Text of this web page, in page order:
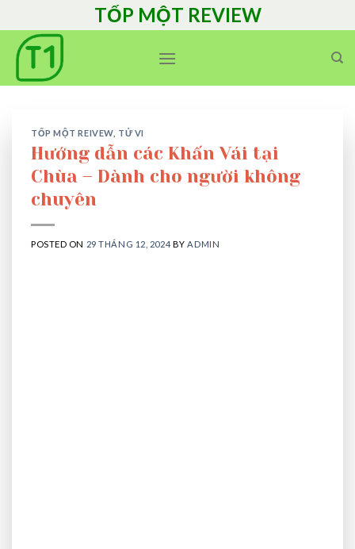
to
content
TỐP MỘT REVIEW
TỐP MỘT REIVEW, TỬ VI
Hướng dẫn các Khấn Vái tại
Chùa – Dành cho người không
chuyên
POSTED ON 29 THÁNG 12, 2024 BY ADMIN